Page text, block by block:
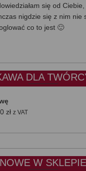
się od
nigdzie się z nim nie
co to jest 🙂
DLA
złZakres
od
do
50,00 zł
z VAT
NOWE W SKLEPIE